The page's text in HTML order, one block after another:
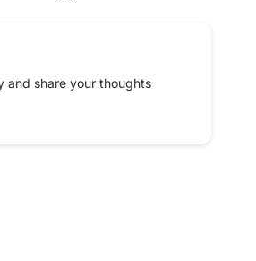
and share your thoughts